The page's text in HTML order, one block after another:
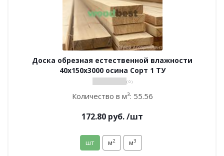
Доска обрезная естественной влажности
40х150х3000 осина Сорт 1 ТУ
( 0 )
Количество в м³: 55.56
172.80 руб./шт
шт м2 м3